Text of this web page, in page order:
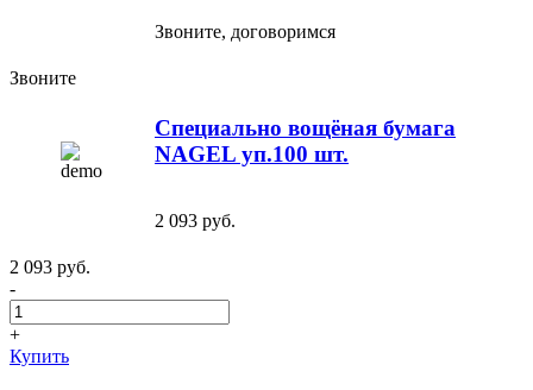
Звоните, договоримся
Звоните
Специально вощёная бумага
NAGEL уп.100 шт.
2 093 руб.
2 093 руб.
-
+
Купить